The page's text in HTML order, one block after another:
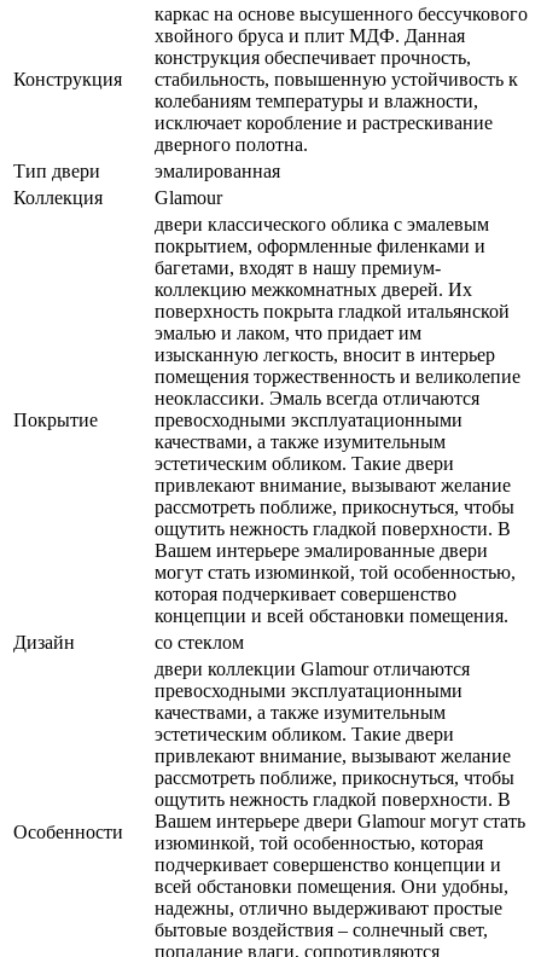
Конструкция
каркас на основе высушенного бессучкового
хвойного бруса и плит МДФ. Данная
конструкция обеспечивает прочность,
стабильность, повышенную устойчивость к
колебаниям температуры и влажности,
исключает коробление и растрескивание
дверного полотна.
Тип двери
эмалированная
Коллекция
Glamour
Покрытие
двери классического облика с эмалевым
покрытием, оформленные филенками и
багетами, входят в нашу премиум-
коллекцию межкомнатных дверей. Их
поверхность покрыта гладкой итальянской
эмалью и лаком, что придает им
изысканную легкость, вносит в интерьер
помещения торжественность и великолепие
неоклассики. Эмаль всегда отличаются
превосходными эксплуатационными
качествами, а также изумительным
эстетическим обликом. Такие двери
привлекают внимание, вызывают желание
рассмотреть поближе, прикоснуться, чтобы
ощутить нежность гладкой поверхности. В
Вашем интерьере эмалированные двери
могут стать изюминкой, той особенностью,
которая подчеркивает совершенство
концепции и всей обстановки помещения.
Дизайн
со стеклом
Особенности
двери коллекции Glamour отличаются
превосходными эксплуатационными
качествами, а также изумительным
эстетическим обликом. Такие двери
привлекают внимание, вызывают желание
рассмотреть поближе, прикоснуться, чтобы
ощутить нежность гладкой поверхности. В
Вашем интерьере двери Glamour могут стать
изюминкой, той особенностью, которая
подчеркивает совершенство концепции и
всей обстановки помещения. Они удобны,
надежны, отлично выдерживают простые
бытовые воздействия – солнечный свет,
попадание влаги, сопротивляются